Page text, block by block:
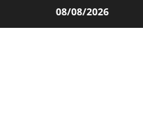
08/08/2026